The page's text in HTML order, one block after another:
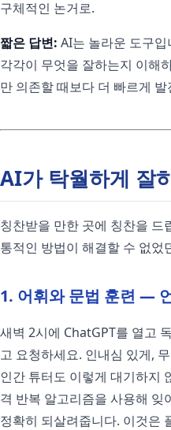
구체적인 논거로.
짧은 답변: AI는 놀라운 도구
각각이 무엇을 잘하는지 이해
만 의존할 때보다 더 빠르게
AI가 탁월하게 잘
칭찬받을 만한 곳에 칭찬을 드
통적인 방법이 해결할 수 없었
1. 어휘와 문법 훈련 —
새벽 2시에 ChatGPT를 열고
고 요청하세요. 인내심 있게,
인간 튜터도 이렇게 대기하지
격 반복 알고리즘을 사용해 잊
정확히 되살려줍니다. 이것은